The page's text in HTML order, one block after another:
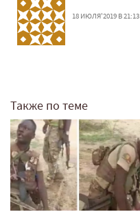
18 ИЮЛЯ'2019 В 21:13
Также по теме